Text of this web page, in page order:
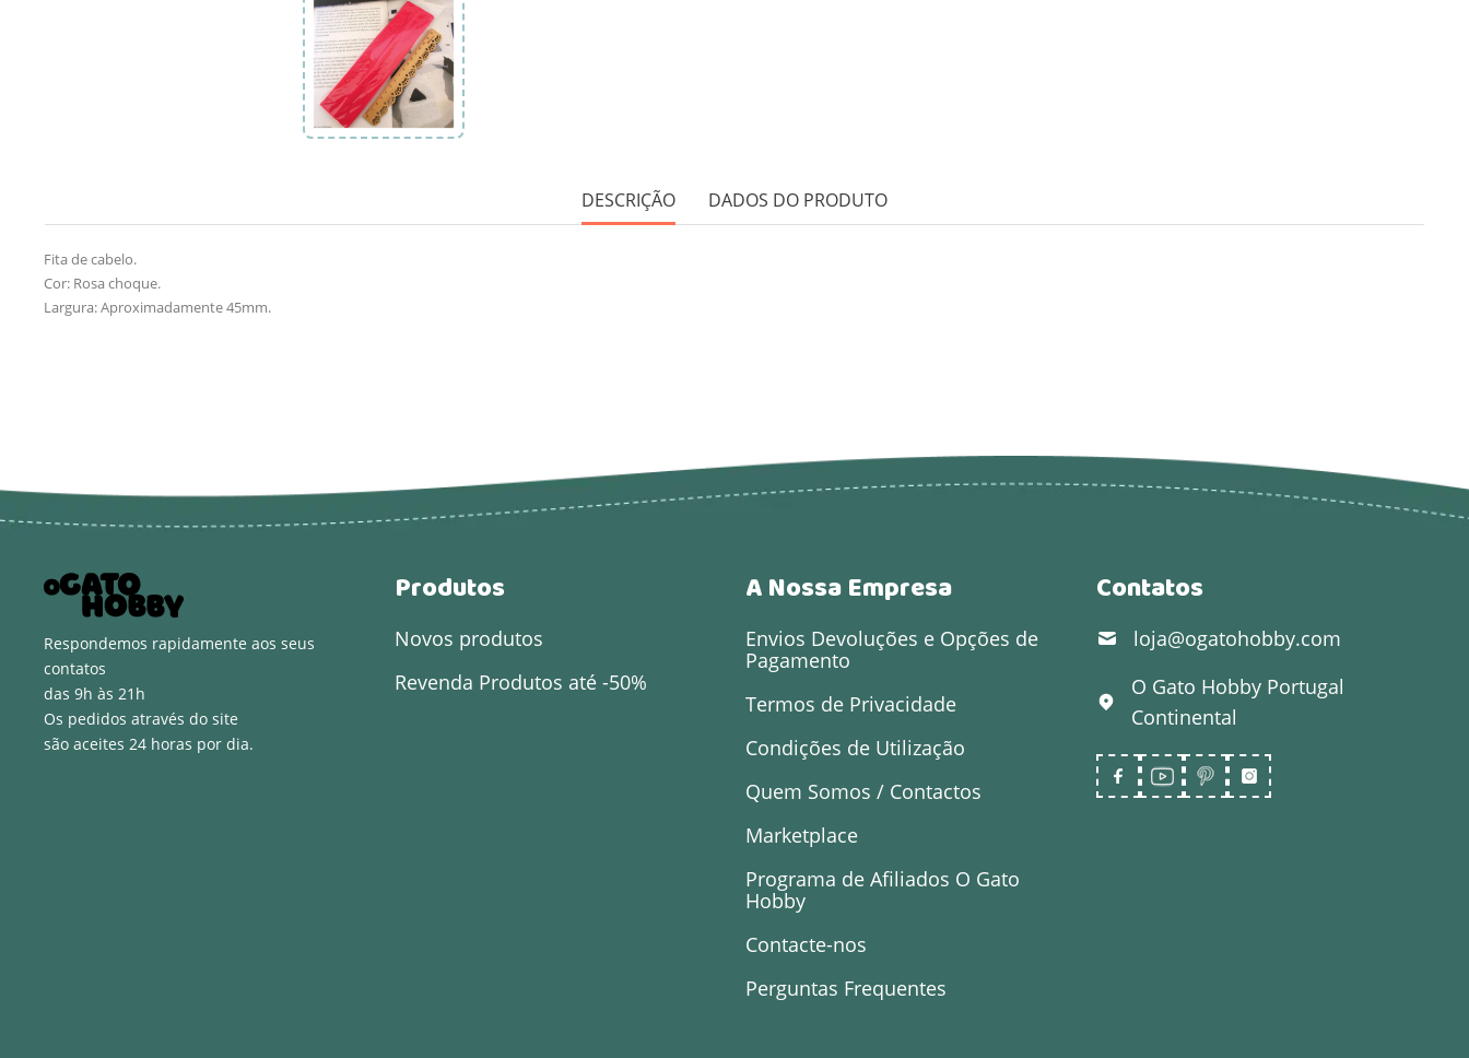
DESCRIÇÃO DADOS DO PRODUTO
Fita de cabelo.
Cor: Rosa choque.
Largura: Aproximadamente 45mm.
Respondemos rapidamente aos seus
contatos
das 9h às 21h
Os pedidos através do site
são aceites 24 horas por dia.
Produtos
Novos produtos
Revenda Produtos até -50%
A Nossa Empresa
Envios Devoluções e Opções de
Pagamento
Termos de Privacidade
Condições de Utilização
Quem Somos / Contactos
Marketplace
Programa de Afiliados O Gato
Hobby
Contacte-nos
Perguntas Frequentes
Contatos
loja@ogatohobby.com
O Gato Hobby Portugal
Continental